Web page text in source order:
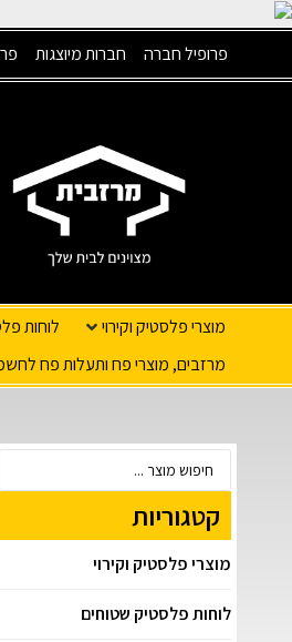
פרופיל חברה חברות מיוצגות
מוצרי פלסטיק וקירוי לוחות
מרזבים, מוצרי פח ותעלות פח
קטגוריות
מוצרי פלסטיק וקירוי
לוחות פלסטיק שטוחים